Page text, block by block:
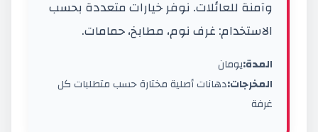
وآمنة للعائلات. نوفر خيارات متعددة بحسب
الاستخدام: غرف نوم، مطابخ، حمامات.
المدة:يومان
المخرجات:دهانات أصلية مختارة حسب متطلبات كل
غرفة